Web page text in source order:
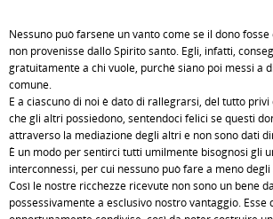
Nessuno può farsene un vanto come se il dono
non provenisse dallo Spirito santo. Egli, infatti,
gratuitamente a chi vuole, purché siano poi messi a
comune.
E a ciascuno di noi è dato di rallegrarsi, del tutto
che gli altri possiedono, sentendoci felici se questi
attraverso la mediazione degli altri e non sono dati
È un modo per sentirci tutti umilmente bisognosi gli
interconnessi, per cui nessuno può fare a meno
Così le nostre ricchezze ricevute non sono un bene
possessivamente a esclusivo nostro vantaggio. Esse